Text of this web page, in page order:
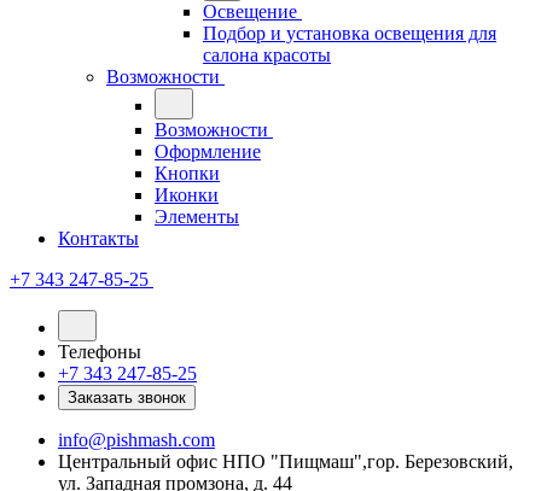
Освещение
Подбор и установка освещения для
салона красоты
Возможности
Возможности
Оформление
Кнопки
Иконки
Элементы
Контакты
+7 343 247-85-25
Телефоны
+7 343 247-85-25
Заказать звонок
info@pishmash.com
Центральный офис НПО "Пищмаш",гор. Березовский,
ул. Западная промзона, д. 44